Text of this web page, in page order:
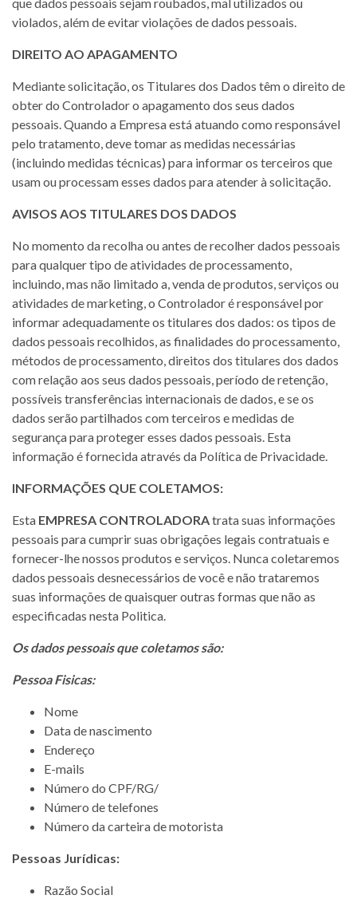
violados, além de evitar violações de dados pessoais.
DIREITO AO APAGAMENTO
Mediante solicitação, os Titulares dos Dados têm o direito de
obter do Controlador o apagamento dos seus dados
pessoais. Quando a Empresa está atuando como responsável
pelo tratamento, deve tomar as medidas necessárias
(incluindo medidas técnicas) para informar os terceiros que
usam ou processam esses dados para atender à solicitação.
AVISOS AOS TITULARES DOS DADOS
No momento da recolha ou antes de recolher dados pessoais
para qualquer tipo de atividades de processamento,
incluindo, mas não limitado a, venda de produtos, serviços ou
atividades de marketing, o Controlador é responsável por
informar adequadamente os titulares dos dados: os tipos de
dados pessoais recolhidos, as finalidades do processamento,
métodos de processamento, direitos dos titulares dos dados
com relação aos seus dados pessoais, período de retenção,
possíveis transferências internacionais de dados, e se os
dados serão partilhados com terceiros e medidas de
segurança para proteger esses dados pessoais. Esta
informação é fornecida através da Política de Privacidade.
INFORMAÇÕES QUE COLETAMOS:
Esta EMPRESA CONTROLADORAtrata suas informações
pessoais para cumprir suas obrigações legais contratuais e
fornecer-lhe nossos produtos e serviços. Nunca coletaremos
dados pessoais desnecessários de você e não trataremos
suas informações de quaisquer outras formas que não as
especificadas nesta Politica.
Os dados pessoais que coletamos são:
Pessoa Fisicas:
Nome
Data de nascimento
Endereço
E-mails
Número do CPF/RG/
Número de telefones
Número da carteira de motorista
Pessoas Jurídicas:
Razão Social